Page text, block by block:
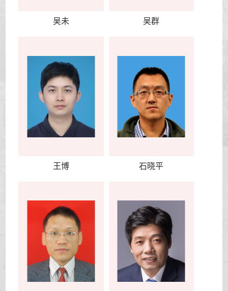
吴未 吴群
王博 石晓平